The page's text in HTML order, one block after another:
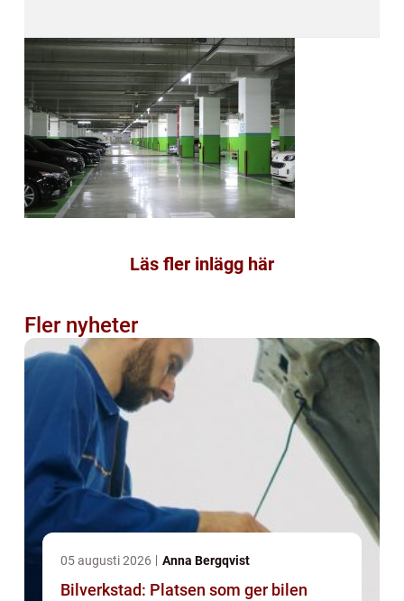
Läs fler inlägg här
Fler nyheter
05 augusti 2026 Anna Bergqvist
Bilverkstad: Platsen som ger bilen